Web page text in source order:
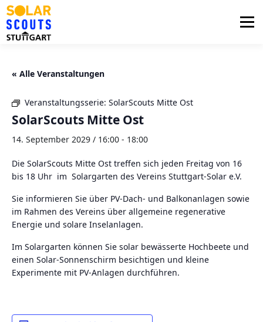
Zum
Inhalt
springen
Menü
« Alle Veranstaltungen
Veranstaltungsserie: SolarScouts Mitte Ost
SolarScouts Mitte Ost
14. September 2029 / 16:00 - 18:00
Die SolarScouts Mitte Ost treffen sich jeden Freitag von 16
bis 18 Uhr im Solargarten des Vereins Stuttgart-Solar e.V.
Sie informieren Sie über PV-Dach- und Balkonanlagen sowie
im Rahmen des Vereins über allgemeine regenerative
Energie und solare Inselanlagen.
Im Solargarten können Sie solar bewässerte Hochbeete und
einen Solar-Sonnenschirm besichtigen und kleine
Experimente mit PV-Anlagen durchführen.